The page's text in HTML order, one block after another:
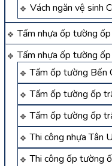
Vách ngăn vệ sinh
Tấm nhựa ốp tường
Tấm nhựa ốp tường
Tấm ốp tường Bến
Tấm ốp tường ốp
Tấm ốp tường ốp
Thi công nhựa Tân
Thi công ốp tường